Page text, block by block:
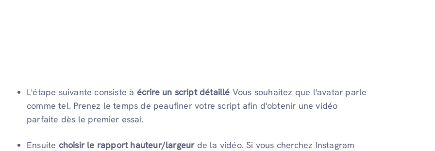
L'étape suivante consiste à écrire un script détaillé Vous souhaitez que l'avatar parle
comme tel. Prenez le temps de peaufiner votre script afin d'obtenir une vidéo
parfaite dès le premier essai.
Ensuite choisir le rapport hauteur/largeurde la vidéo. Si vous cherchez Instagram